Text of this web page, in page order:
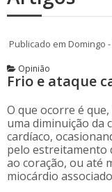
Publicado em Domingo
Opinião
Frio e ataque
O que ocorre é
uma diminuição da
cardíaco,
pelo estreitamento
ao coração, ou até
miocárdio